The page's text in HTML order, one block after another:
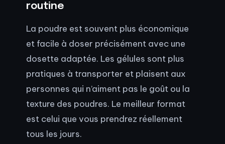
routine
La poudre est souvent plus économique
et facile à doser précisément avec une
dosette adaptée. Les gélules sont plus
pratiques à transporter et plaisent aux
personnes qui n’aiment pas le goût ou la
texture des poudres. Le meilleur format
est celui que vous prendrez réellement
tous les jours.